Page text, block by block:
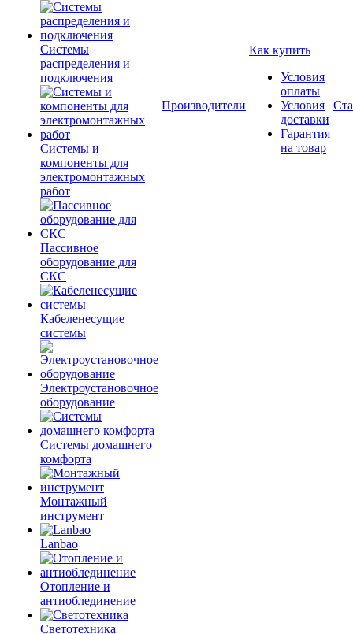
Системы
распределения и
подключения
Системы и
компоненты для
электромонтажных
работ
Пассивное
оборудование для
СКС
Кабеленесущие
системы
Электроустановочное
оборудование
Системы домашнего
комфорта
Монтажный
инструмент
Lanbao
Отопление и
антиоблединение
Светотехника
Производители
Как купить
Условия
оплаты
Условия
доставки
Гарантия
на товар